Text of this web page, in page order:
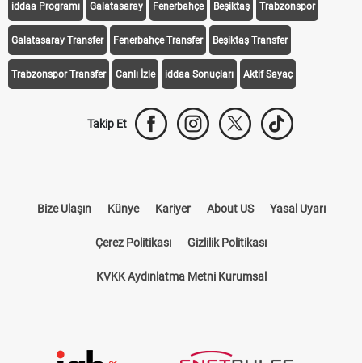
iddaa Programı Galatasaray Fenerbahçe Beşiktaş Trabzonspor
Galatasaray Transfer Fenerbahçe Transfer Beşiktaş Transfer
Trabzonspor Transfer Canlı İzle iddaa Sonuçları Aktif Sayaç
Takip Et
Bize Ulaşın Künye Kariyer About US Yasal Uyarı
Çerez Politikası Gizlilik Politikası
KVKK Aydınlatma Metni Kurumsal